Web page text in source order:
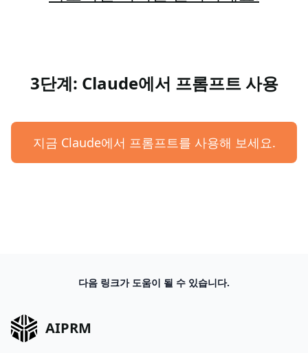
3단계: Claude에서 프롬프트 사용
지금 Claude에서 프롬프트를 사용해 보세요.
다음 링크가 도움이 될 수 있습니다.
AIPRM